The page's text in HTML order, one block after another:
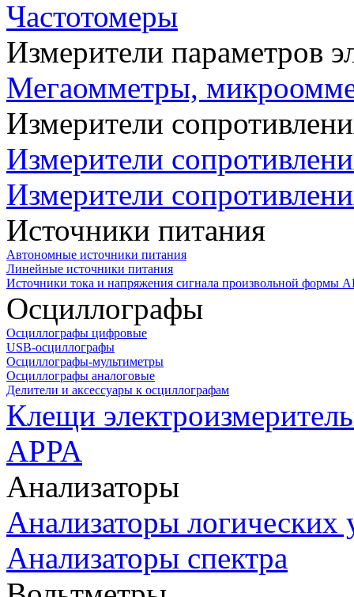
Частотомеры
Измерители параметров
Мегаомметры,
Измерители
Измерители
Измерители
Источники питания
Автономные источники питания
Линейные источники питания
Источники тока и напряжения сигнала произвольной формы
Осциллографы
Осциллографы цифровые
USB-осциллографы
Осциллографы-мультиметры
Осциллографы аналоговые
Делители и аксессуары к осциллографам
Клещи
APPA
Анализаторы
Анализаторы логических
Анализаторы спектра